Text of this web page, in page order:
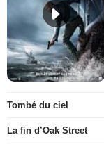
Tombé du ciel
La fin d’Oak Street